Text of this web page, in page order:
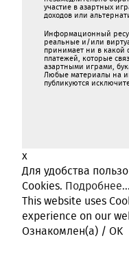
участие в азартных
доходов или
Информационный
реальные и/или
принимает ни в какой
платежей, которые
азартными игрaми,
Любые материалы на
публикуютcя
x
Для удобства
Cookies. Подробнее...
This website uses
experience on our
Ознакомлен(а) / OK